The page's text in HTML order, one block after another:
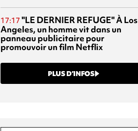
17:17 "LE DERNIER REFUGE"À Los
Angeles, un homme vit dans un
panneau publicitaire pour
promouvoir un film Netflix
PLUS D’INFOS